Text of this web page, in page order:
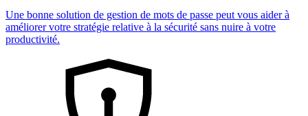
Une bonne solution de gestion de mots de passe peut vous aider à
améliorer votre stratégie relative à la sécurité sans nuire à votre
productivité.